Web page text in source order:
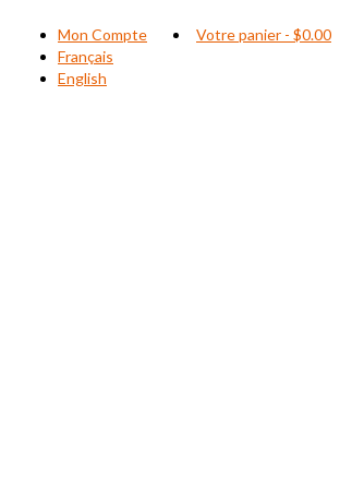
Mon Compte
Français
English
Votre panier - $0.00